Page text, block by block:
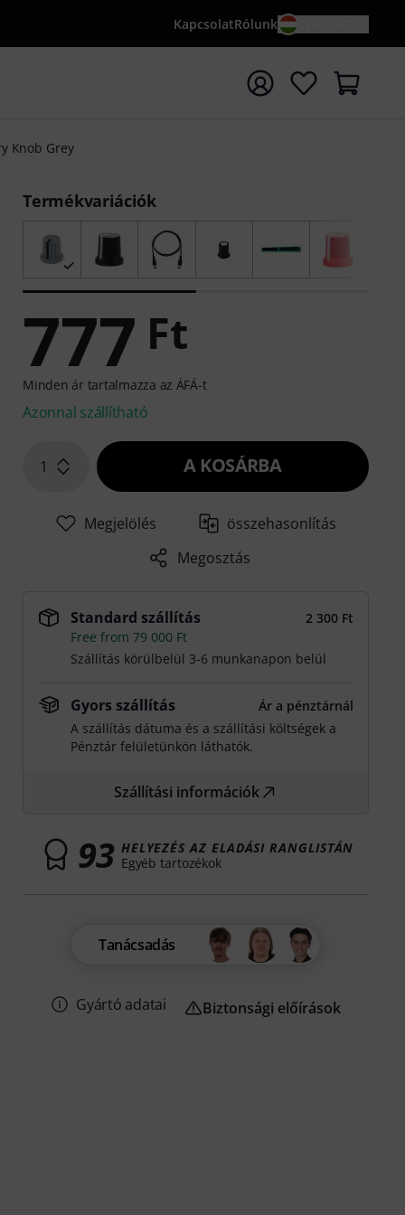
KapcsolatRólunk
indítása {searchTerm} keresőszóval
Knob Grey
Termékvariációk
777 Ft
Minden ár tartalmazza az ÁFÁ-t
Azonnal szállítható
1 A KOSÁRBA
Megjelölés
összehasonlítás
Megosztás
Standard szállítás
2 300 Ft
Free from 79 000 Ft
Szállítás körülbelül 3-6 munkanapon belül
Gyors szállítás
Ár a pénztárnál
A szállítás dátuma és a szállítási költségek a
Pénztár felületünkön láthatók.
Szállítási információk
93 HELYEZÉS AZ ELADÁSI RANGLISTÁN
Egyéb tartozékok
Tanácsadás
Gyártó adatai Biztonsági előírások